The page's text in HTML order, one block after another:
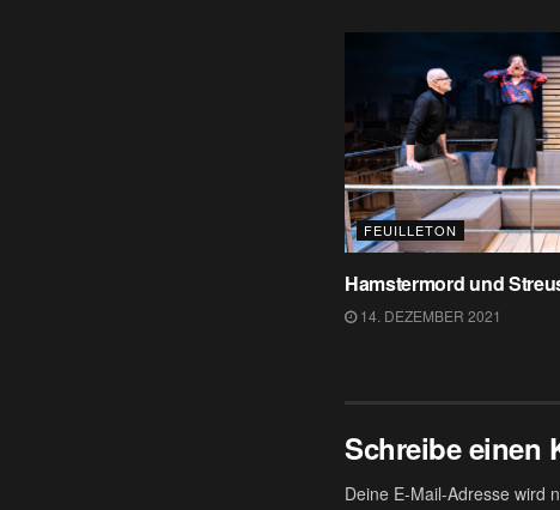
FEUILLETON
Hamstermord und
14. DEZEMBER 2021
Schreibe einen
Deine E-Mail-Adresse wird